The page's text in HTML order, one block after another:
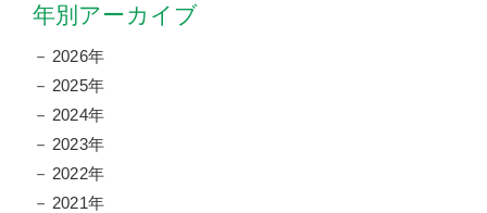
年別アーカイブ
2026年
2025年
2024年
2023年
2022年
2021年